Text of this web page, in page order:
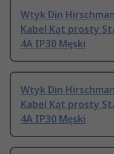
Wtyk Din
Kabel Kąt prosty
4A IP30 Męski
Wtyk Din
Kabel Kąt prosty
4A IP30 Męski